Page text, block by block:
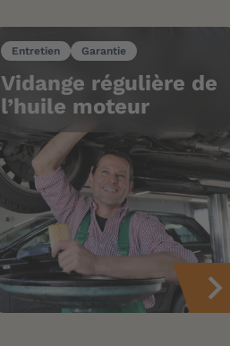
Entretien Garantie
Vidange régulière de
l’huile moteur